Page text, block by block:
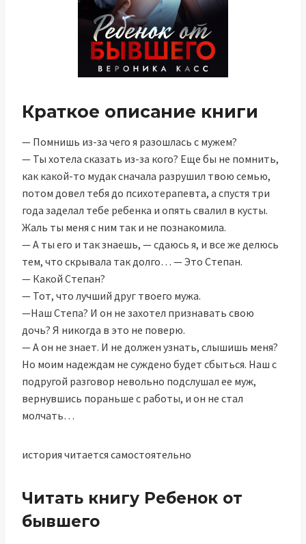
Краткое описание книги
— Помнишь из-за чего я разошлась с мужем?
— Ты хотела сказать из-за кого? Еще бы не помнить,
как какой-то мудак сначала разрушил твою семью,
потом довел тебя до психотерапевта, а спустя три
года заделал тебе ребенка и опять свалил в кусты.
Жаль ты меня с ним так и не познакомила.
— А ты его и так знаешь, — сдаюсь я, и все же делюсь
тем, что скрывала так долго… — Это Степан.
— Какой Степан?
— Тот, что лучший друг твоего мужа.
—Наш Степа? И он не захотел признавать свою
дочь? Я никогда в это не поверю.
— А он не знает. И не должен узнать, слышишь меня?
Но моим надеждам не суждено будет сбыться. Наш с
подругой разговор невольно подслушал ее муж,
вернувшись пораньше с работы, и он не стал
молчать…
история читается самостоятельно
Читать книгу Ребенок от
бывшего